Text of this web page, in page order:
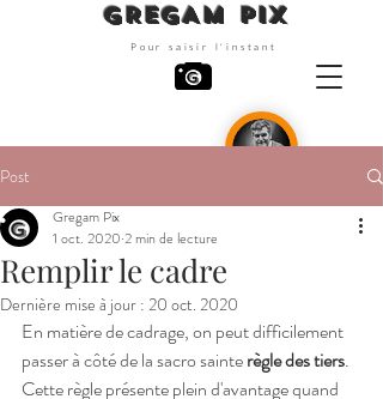
GREGAM PIX
Pour saisir l'instant
Post
Remplir le cadre
Gregam Pix
1 oct. 2020 2 min de lecture
Dernière mise à jour : 20 oct. 2020
En matière de cadrage, on peut difficilement
passer à côté de la sacro sainte règle des tiers.
Cette règle présente plein d'avantage quand